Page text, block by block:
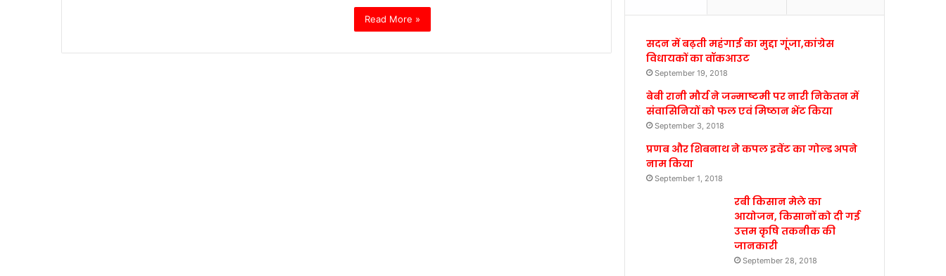
Read More »
सदन में बढ़ती महंगाई का मुद्दा गूंजा,कांग्रेस
विधायकों का वॉकआउट
September 19, 2018
बेबी रानी मौर्य ने जन्माष्टमी पर नारी निकेतन में
संवासिनियों को फल एवं मिष्ठान भेंट किया
September 3, 2018
प्रणब और शिबनाथ ने कपल इवेंट का गोल्ड अपने
नाम किया
September 1, 2018
रबी किसान मेले का
आयोजन, किसानों को दी गई
उत्तम कृषि तकनीक की
जानकारी
September 28, 2018